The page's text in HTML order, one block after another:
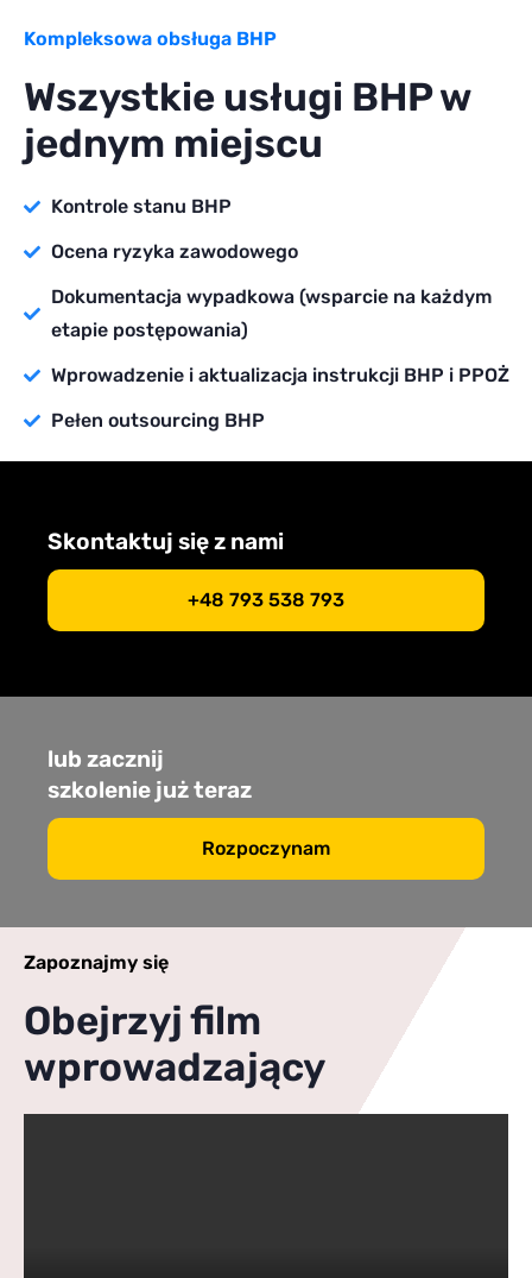
Kompleksowa obsługa BHP
Wszystkie usługi BHP w
jednym miejscu
Kontrole stanu BHP
Ocena ryzyka zawodowego
Dokumentacja wypadkowa (wsparcie na każdym
etapie postępowania)
Wprowadzenie i aktualizacja instrukcji BHP i PPOŻ
Pełen outsourcing BHP
Skontaktuj się z nami
+48 793 538 793
lub zacznij
szkolenie już teraz
Rozpoczynam
Zapoznajmy się
Obejrzyj film
wprowadzający